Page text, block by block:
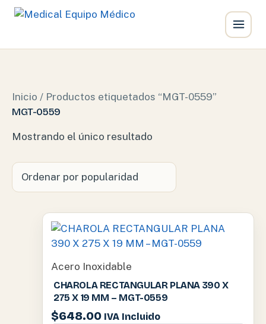
Inicio / Productos etiquetados “MGT-0559”
MGT-0559
Mostrando el único resultado
Acero Inoxidable
CHAROLA RECTANGULAR PLANA 390 X
275 X 19 MM – MGT-0559
$648.00 IVA Incluido